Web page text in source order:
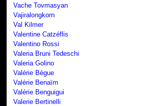
Vache Tovmasyan
Vajiralongkorn
Val Kilmer
Valentine Catzéflis
Valentino Rossi
Valeria Bruni Tedeschi
Valeria Golino
Valérie Bègue
Valérie Benaïm
Valérie Benguigui
Valerie Bertinelli